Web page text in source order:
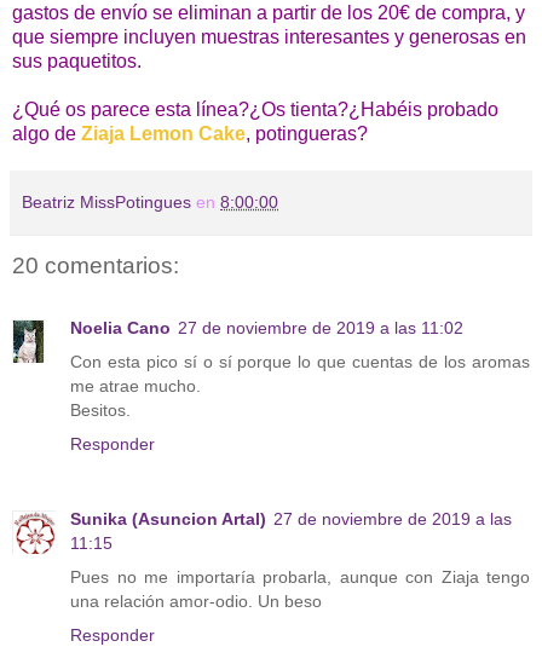
gastos de envío se eliminan a partir de los 20€ de compra, y
que siempre incluyen muestras interesantes y generosas en
sus paquetitos.
¿Qué os parece esta línea?¿Os tienta?¿Habéis probado
algo de Ziaja Lemon Cake, potingueras?
Beatriz MissPotingues en 8:00:00
20 comentarios:
Noelia Cano 27 de noviembre de 2019 a las 11:02
Con esta pico sí o sí porque lo que cuentas de los aromas
me atrae mucho.
Besitos.
Responder
Sunika (Asuncion Artal) 27 de noviembre de 2019 a las
11:15
Pues no me importaría probarla, aunque con Ziaja tengo
una relación amor-odio. Un beso
Responder